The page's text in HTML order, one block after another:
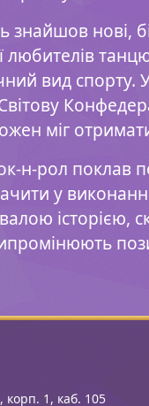
знайшов нові,
любителів
вид спорту.
міг
н-рол поклав
у
корп. 1, каб. 105